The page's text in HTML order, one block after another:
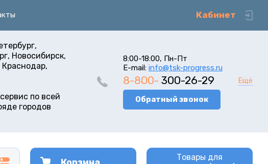
Кабинет
Новосибирск,
по всей
городов
8:00-18:00, Пн-Пт
E-mail: info@tsk-progress.ru
8-800- 300-26-29
Обратный звонок
Ещё
Товары для